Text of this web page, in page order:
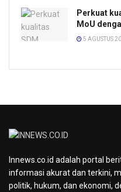
Perkuat
MoU
5 AGUSTUS
Innews.co.id adalah portal
informasi akurat dan terkini,
politik, hukum, dan ekonomi,